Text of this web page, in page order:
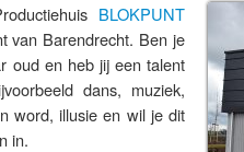
BLOKPUNT
van Barendrecht. Ben je
oud en heb jij een talent
dans, muziek,
word, illusie en wil je dit
in.